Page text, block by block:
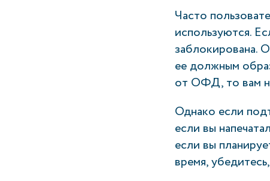
Часто
используются.
заблокирована.
ее должным
от ОФД, то вам
Однако если
если вы
если вы
время,